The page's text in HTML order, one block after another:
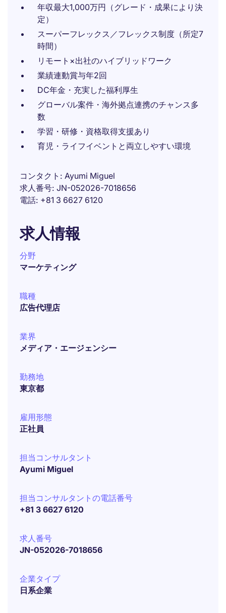
年収最大1,000万円（グレード・成果により決
定）
スーパーフレックス／フレックス制度（所定7
時間）
リモート×出社のハイブリッドワーク
業績連動賞与年2回
DC年金・充実した福利厚生
グローバル案件・海外拠点連携のチャンス多
数
学習・研修・資格取得支援あり
育児・ライフイベントと両立しやすい環境
コンタクト
Ayumi Miguel
求人番号 JN-052026-7018656
電話 +81 3 6627 6120
求人情報
分野
マーケティング
職種
広告代理店
業界
メディア・エージェンシー
勤務地
東京都
雇用形態
正社員
担当コンサルタント
Ayumi Miguel
担当コンサルタントの電話番号
+81 3 6627 6120
求人番号
JN-052026-7018656
企業タイプ
日系企業